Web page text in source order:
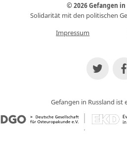
© 2026 Gefangen in
Solidarität mit den politischen
Impressum
Gefangen in Russland ist